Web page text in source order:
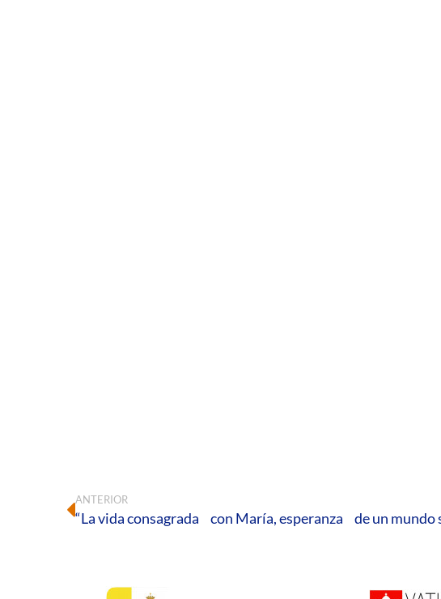
ANTERIOR
“La vida consagrada con María, esperanza de un mundo